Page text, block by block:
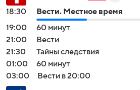
18:30
Вести. Местное время
19:00
60 минут
21:00
Вести
21:30
Тайны следствия
01:00
60 минут
03:00
Вести в 20:00